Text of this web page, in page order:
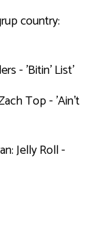
country:
- 'Bitin' List'
Top - 'Ain't
Jelly Roll -